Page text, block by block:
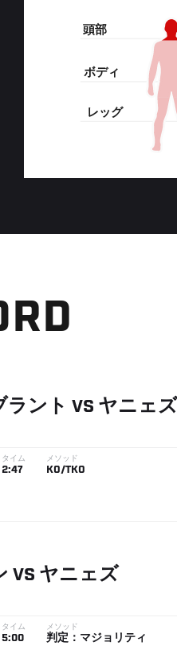
頭部
ボディ
レッグ
ラント VS ヤニェズ
タイム
2:47
メソッド
KO/TKO
VS ヤニェズ
タイム
5:00
メソッド
判定：マジョリティ